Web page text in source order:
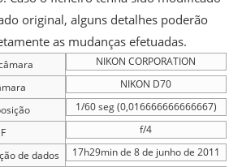
original, alguns detalhes poderão
as mudanças efetuadas.
NIKON CORPORATION
NIKON D70
1/60 seg (0,016666666666667)
f/4
de dados
17h29min de 8 de junho de 2011